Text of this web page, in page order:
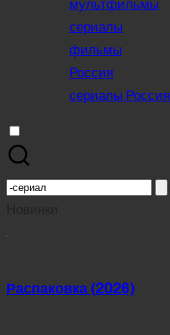
мультфильмы
сериалы
фильмы
Россия
сериалы Россия
Search
Распаковка (2026)